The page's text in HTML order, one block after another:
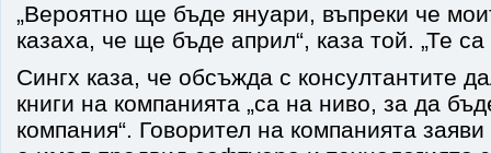
„Вероятно ще бъде януари, въпреки че
казаха, че ще бъде април“, каза той. „Те са
Сингх каза, че обсъжда с консултантите
книги на компанията „са на ниво, за да
компания“. Говорител на компанията